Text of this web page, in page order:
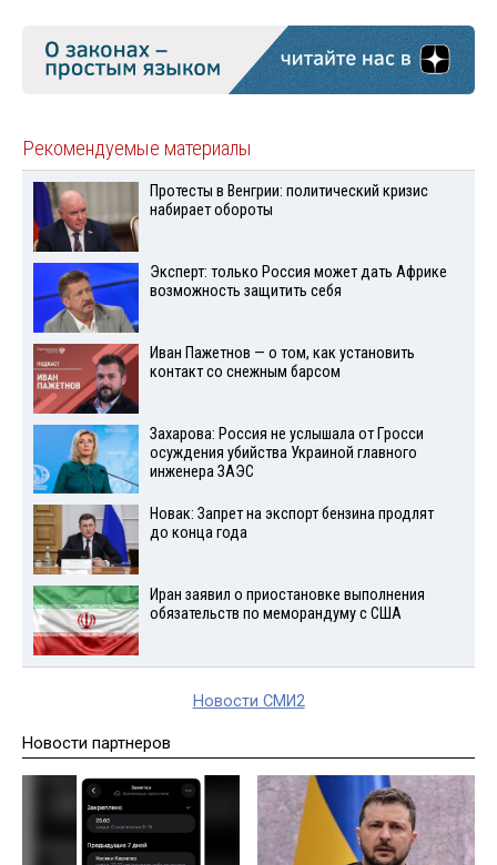
Рекомендуемые материалы
Протесты в Венгрии: политический кризис
набирает обороты
Эксперт: только Россия может дать Африке
возможность защитить себя
Иван Пажетнов — о том, как установить
контакт со снежным барсом
Захарова: Россия не услышала от Гросси
осуждения убийства Украиной главного
инженера ЗАЭС
Новак: Запрет на экспорт бензина продлят
до конца года
Иран заявил о приостановке выполнения
обязательств по меморандуму с США
Новости СМИ2
Новости партнеров